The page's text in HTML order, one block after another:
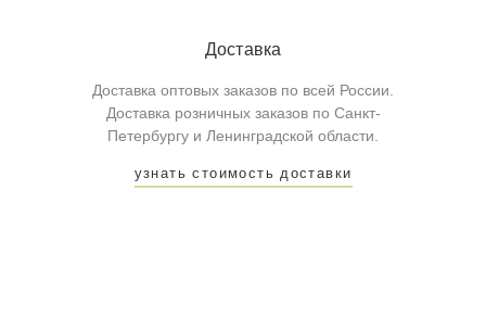
Доставка
Доставка оптовых заказов по всей России.
Доставка розничных заказов по Санкт-
Петербургу и Ленинградской области.
узнать стоимость доставки